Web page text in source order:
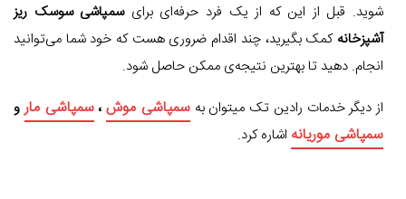
شوید. قبل از این که از یک فرد حرفه‌ای برایسمپاشی سوسک ریز
آشپزخانه کمک بگیرید، چند اقدام ضروری هست که خود شما می‌توانید
انجام. دهید تا بهترین نتیجه‌ی ممکن حاصل شود.
از دیگر خدمات رادین تک میتوان بهسمپاشی موش ،سمپاشی مارو
سمپاشی موریانه اشاره کرد.